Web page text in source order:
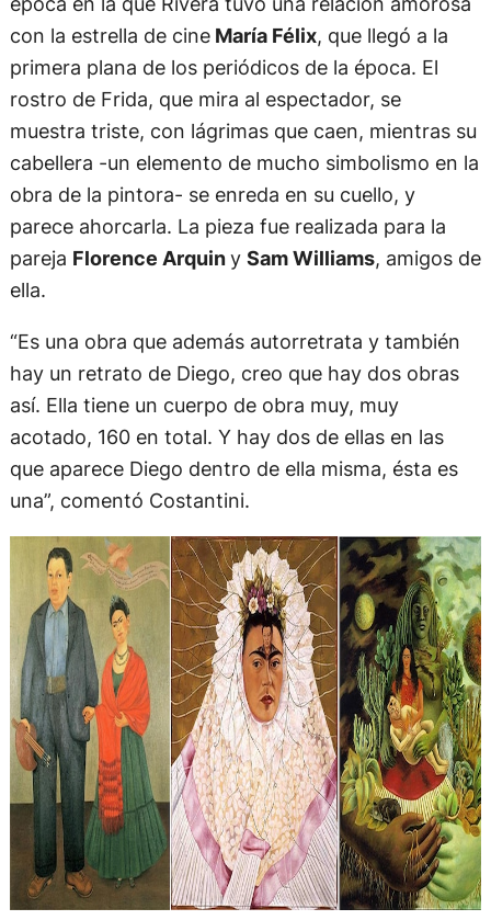
con la estrella de cineMaría Félix, que llegó a la
primera plana de los periódicos de la época. El
rostro de Frida, que mira al espectador, se
muestra triste, con lágrimas que caen, mientras su
cabellera -un elemento de mucho simbolismo en la
obra de la pintora- se enreda en su cuello, y
parece ahorcarla. La pieza fue realizada para la
pareja Florence Arquiny Sam Williams, amigos de
ella.
“Es una obra que además autorretrata y también
hay un retrato de Diego, creo que hay dos obras
así. Ella tiene un cuerpo de obra muy, muy
acotado, 160 en total. Y hay dos de ellas en las
que aparece Diego dentro de ella misma, ésta es
una”, comentó Costantini.